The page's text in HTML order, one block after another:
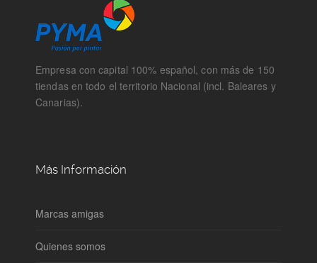
Empresa con capital 100% español, con más de 150
tiendas en todo el territorio Nacional (incl. Baleares y
Canarias).
Más Información
Marcas amigas
Quienes somos